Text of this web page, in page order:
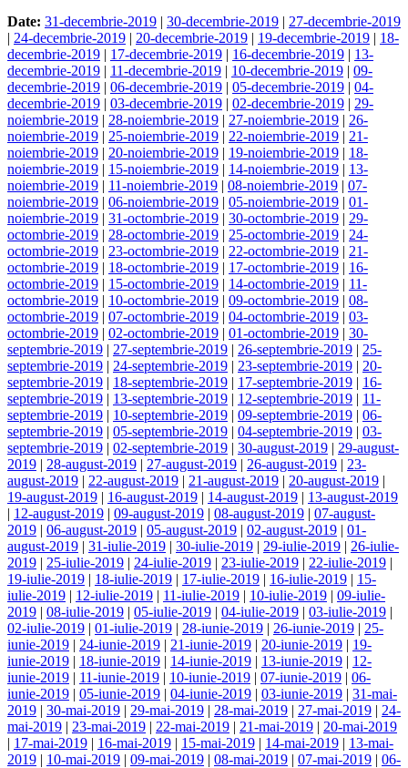
Date: 31-decembrie-2019 | 30-decembrie-2019 | 27-decembrie-2019
| 24-decembrie-2019 | 20-decembrie-2019 | 19-decembrie-2019 | 18-
decembrie-2019 | 17-decembrie-2019 | 16-decembrie-2019 | 13-
decembrie-2019 | 11-decembrie-2019 | 10-decembrie-2019 | 09-
decembrie-2019 | 06-decembrie-2019 | 05-decembrie-2019 | 04-
decembrie-2019 | 03-decembrie-2019 | 02-decembrie-2019 | 29-
noiembrie-2019 | 28-noiembrie-2019 | 27-noiembrie-2019 | 26-
noiembrie-2019 | 25-noiembrie-2019 | 22-noiembrie-2019 | 21-
noiembrie-2019 | 20-noiembrie-2019 | 19-noiembrie-2019 | 18-
noiembrie-2019 | 15-noiembrie-2019 | 14-noiembrie-2019 | 13-
noiembrie-2019 | 11-noiembrie-2019 | 08-noiembrie-2019 | 07-
noiembrie-2019 | 06-noiembrie-2019 | 05-noiembrie-2019 | 01-
noiembrie-2019 | 31-octombrie-2019 | 30-octombrie-2019 | 29-
octombrie-2019 | 28-octombrie-2019 | 25-octombrie-2019 | 24-
octombrie-2019 | 23-octombrie-2019 | 22-octombrie-2019 | 21-
octombrie-2019 | 18-octombrie-2019 | 17-octombrie-2019 | 16-
octombrie-2019 | 15-octombrie-2019 | 14-octombrie-2019 | 11-
octombrie-2019 | 10-octombrie-2019 | 09-octombrie-2019 | 08-
octombrie-2019 | 07-octombrie-2019 | 04-octombrie-2019 | 03-
octombrie-2019 | 02-octombrie-2019 | 01-octombrie-2019 | 30-
septembrie-2019 | 27-septembrie-2019 | 26-septembrie-2019 | 25-
septembrie-2019 | 24-septembrie-2019 | 23-septembrie-2019 | 20-
septembrie-2019 | 18-septembrie-2019 | 17-septembrie-2019 | 16-
septembrie-2019 | 13-septembrie-2019 | 12-septembrie-2019 | 11-
septembrie-2019 | 10-septembrie-2019 | 09-septembrie-2019 | 06-
septembrie-2019 | 05-septembrie-2019 | 04-septembrie-2019 | 03-
septembrie-2019 | 02-septembrie-2019 | 30-august-2019 | 29-august-
2019 | 28-august-2019 | 27-august-2019 | 26-august-2019 | 23-
august-2019 | 22-august-2019 | 21-august-2019 | 20-august-2019 |
19-august-2019 | 16-august-2019 | 14-august-2019 | 13-august-2019
| 12-august-2019 | 09-august-2019 | 08-august-2019 | 07-august-
2019 | 06-august-2019 | 05-august-2019 | 02-august-2019 | 01-
august-2019 | 31-iulie-2019 | 30-iulie-2019 | 29-iulie-2019 | 26-iulie-
2019 | 25-iulie-2019 | 24-iulie-2019 | 23-iulie-2019 | 22-iulie-2019 |
19-iulie-2019 | 18-iulie-2019 | 17-iulie-2019 | 16-iulie-2019 | 15-
iulie-2019 | 12-iulie-2019 | 11-iulie-2019 | 10-iulie-2019 | 09-iulie-
2019 | 08-iulie-2019 | 05-iulie-2019 | 04-iulie-2019 | 03-iulie-2019 |
02-iulie-2019 | 01-iulie-2019 | 28-iunie-2019 | 26-iunie-2019 | 25-
iunie-2019 | 24-iunie-2019 | 21-iunie-2019 | 20-iunie-2019 | 19-
iunie-2019 | 18-iunie-2019 | 14-iunie-2019 | 13-iunie-2019 | 12-
iunie-2019 | 11-iunie-2019 | 10-iunie-2019 | 07-iunie-2019 | 06-
iunie-2019 | 05-iunie-2019 | 04-iunie-2019 | 03-iunie-2019 | 31-mai-
2019 | 30-mai-2019 | 29-mai-2019 | 28-mai-2019 | 27-mai-2019 | 24-
mai-2019 | 23-mai-2019 | 22-mai-2019 | 21-mai-2019 | 20-mai-2019
| 17-mai-2019 | 16-mai-2019 | 15-mai-2019 | 14-mai-2019 | 13-mai-
2019 | 10-mai-2019 | 09-mai-2019 | 08-mai-2019 | 07-mai-2019 | 06-